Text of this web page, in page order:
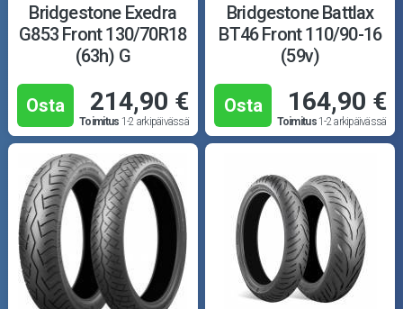
Bridgestone Exedra
G853 Front 130/70R18
(63h) G
Osta 214,90 €
Toimitus 1-2 arkipäivässä
Bridgestone Battlax
BT46 Front 110/90-16
(59v)
Osta 164,90 €
Toimitus1-2 arkipäivässä